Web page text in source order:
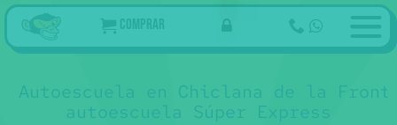
Comprar
Autoescuela en Chiclana de la
autoescuela Súper Express